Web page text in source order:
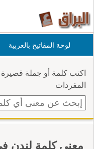
لوحة المفاتيح بالعربية
اكتب كلمة أو جملة
المفردات
معنى كلمة لندن